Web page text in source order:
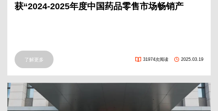
获“2024-2025年度中国药品零售市场畅销产
了解更多 31974次阅读 2025.03.19